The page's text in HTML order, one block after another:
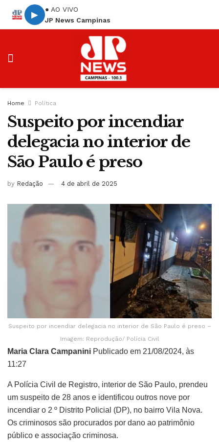
▶
● AO VIVO
JP News Campinas
Home Política
Suspeito por incendiar
delegacia no interior de
São Paulo é preso
by Redação 4 de abril de 2025
Suspeito por incendiar delegacia no interior de São Paulo é preso –
Imagem: Reprodução/ Polícia Civil
Maria Clara Campanini Publicado em 21/08/2024, às
11:27
A Polícia Civil de Registro, interior de São Paulo, prendeu
um suspeito de 28 anos e identificou outros nove por
incendiar o 2 º Distrito Policial (DP), no bairro Vila Nova.
Os criminosos são procurados por dano ao patrimônio
público e associação criminosa.